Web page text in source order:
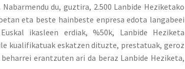
du, guztira, 2.500 Lanbide Heziketako
eta beste hainbeste enpresa edota langabeei
ikasleen erdiak, %50k, Lanbide Heziketa
kualifikatuak eskatzen dituzte, prestatuak, geroz
erantzuten ari da beraz Lanbide Heziketa,